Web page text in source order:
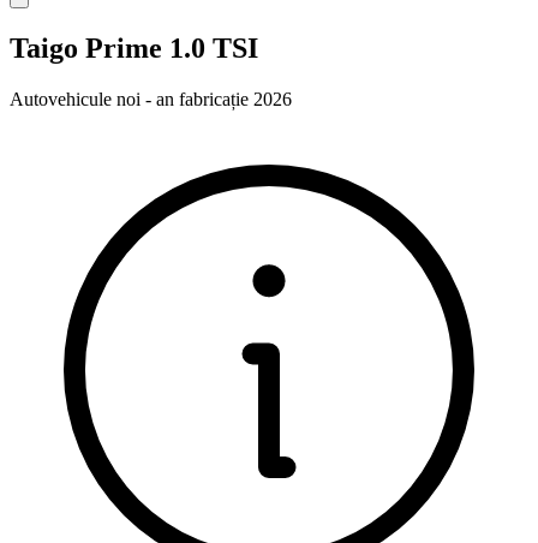
Taigo Prime 1.0 TSI
Autovehicule noi - an fabricație 2026